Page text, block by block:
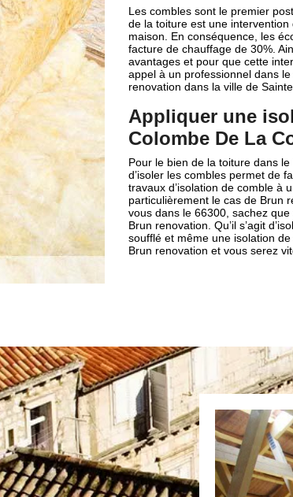
Les combles sont le premier
de la toiture est une
maison. En conséquence, les
facture de chauffage de 30%.
avantages et pour que cette
appel à un professionnel dans
renovation dans la ville de
Appliquer une
Colombe De La
Pour le bien de la toiture dans
d’isoler les combles permet de
travaux d’isolation de comble à
particulièrement le cas de Brun
vous dans le 66300, sachez
Brun renovation. Qu’il s’agit
soufflé et même une isolation
Brun renovation et vous serez